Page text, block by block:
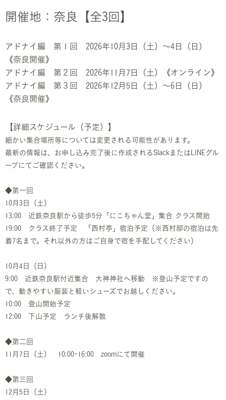
開催地：奈良【全3回】
アドナイ編 第１回 2026年10月3日（土）〜4日（日）
《奈良開催》
アドナイ編 第２回 2026年11月7日（土）《オンライン》
アドナイ編 第３回 2026年12月5日（土）〜6日（日）
《奈良開催》
【詳細スケジュール（予定）】
細かい集合場所等については変更される可能性があります。
最新の情報は、お申し込み完了後に作成されるSlackまたはLINEグル
ープにてご確認ください。
◆第一回
10月3日（土）
13:00 近鉄奈良駅から徒歩5分「にこちゃん堂」集合 クラス開始
19:00 クラス終了予定 「西村亭」宿泊予定（※西村邸の宿泊は先
着7名 まで。それ以外の方はご自身で宿を手配してください）
10月4日（日）
9:00 近鉄奈良駅付近集合 大神神社へ移動 ※登山予定ですの
で、動きやすい服装と軽いシューズでお越しください。
10:00 登山開始予定
12:00 下山予定 ランチ後解散
◆第二回
11月7日（土） 10:00-16:00 zoomにて開催
◆第三回
12月5日（土）